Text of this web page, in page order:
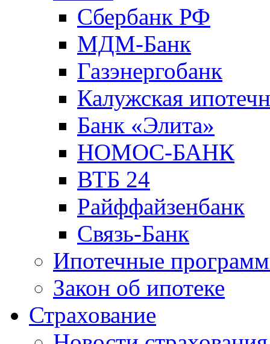
Сбербанк РФ
МДМ-Банк
Газэнергобанк
Калужская
Банк «Элита»
НОМОС-БАНК
ВТБ 24
Райффайзенбанк
Связь-Банк
Ипотечные
Закон об ипотеке
Страхование